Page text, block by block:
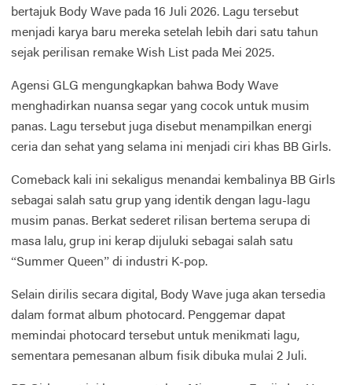
bertajuk Body Wave pada 16 Juli 2026. Lagu tersebut
menjadi karya baru mereka setelah lebih dari satu tahun
sejak perilisan remake Wish List pada Mei 2025.
Agensi GLG mengungkapkan bahwa Body Wave
menghadirkan nuansa segar yang cocok untuk musim
panas. Lagu tersebut juga disebut menampilkan energi
ceria dan sehat yang selama ini menjadi ciri khas BB Girls.
Comeback kali ini sekaligus menandai kembalinya BB Girls
sebagai salah satu grup yang identik dengan lagu-lagu
musim panas. Berkat sederet rilisan bertema serupa di
masa lalu, grup ini kerap dijuluki sebagai salah satu
“Summer Queen” di industri K-pop.
Selain dirilis secara digital, Body Wave juga akan tersedia
dalam format album photocard. Penggemar dapat
memindai photocard tersebut untuk menikmati lagu,
sementara pemesanan album fisik dibuka mulai 2 Juli.